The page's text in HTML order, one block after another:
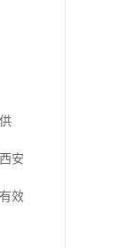
安
效